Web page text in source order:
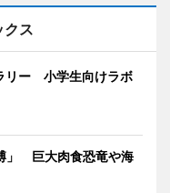
クス
リー 小学生向けラボ
」 巨大肉食恐竜や海